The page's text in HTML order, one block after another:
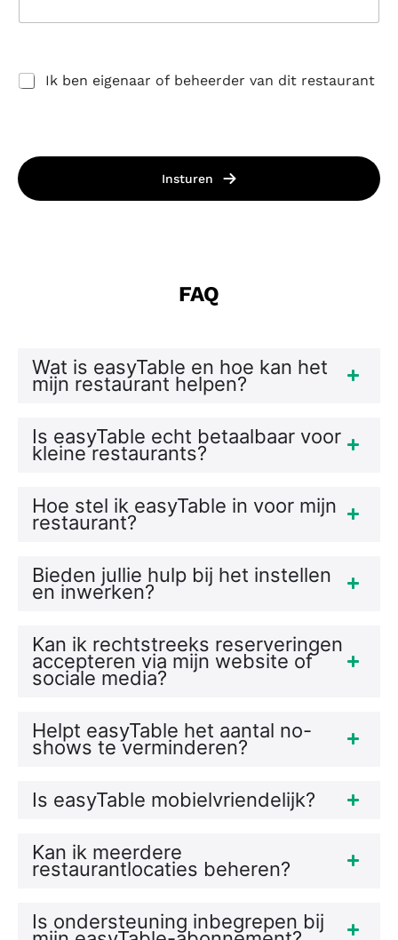
Ik ben eigenaar of beheerder van dit restaurant
Insturen
FAQ
Wat is easyTable en hoe kan het
mijn restaurant helpen?
Is easyTable echt betaalbaar voor
kleine restaurants?
Hoe stel ik easyTable in voor mijn
restaurant?
Bieden jullie hulp bij het instellen
en inwerken?
Kan ik rechtstreeks reserveringen
accepteren via mijn website of
sociale media?
Helpt easyTable het aantal no-
shows te verminderen?
Is easyTable mobielvriendelijk?
Kan ik meerdere
restaurantlocaties beheren?
Is ondersteuning inbegrepen bij